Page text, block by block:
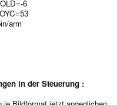
6
arm
in der Steuerung :